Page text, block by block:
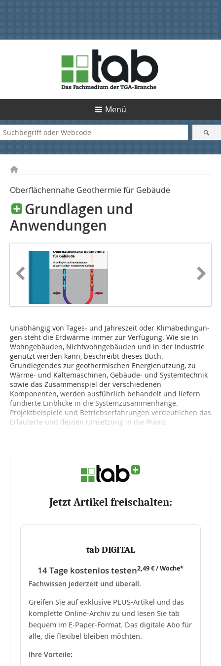
Menü
Oberflächennahe Geothermie für Gebäude
Grundlagen und
Anwendungen
Unabhängig von Tages- und Jahreszeit oder Klimabedingun­
gen steht die Erdwär­me immer zur Verfü­gung. Wie sie in
Wohn­ge­bäuden, Nicht­wohn­gebäuden und in der Industrie
genutzt werden kann, beschreibt dieses Buch.
Grundlegendes zur geo­ther­­mischen Energienutzung, zu
Wärme- und Kältemaschinen, Gebäude- und Systemtechnik
sowie das Zusammenspiel der verschiedenen
Komponenten, werden ausführlich behandelt und liefern
fundierte Einblicke in die Systemzusammenhänge.
Projektbeispiele und Betriebserfahrungen verdeutlichen das
Erläuterte und dessen Umsetzung in die Praxis.
Jetzt Artikel freischalten:
tab DIGITAL
14 Tage kostenlos testen2,49 € / Woche*
Fachwissen jederzeit und überall.
Greifen Sie auf exklusive PLUS-Artikel und das
komplette Online-Archiv zu und lesen Sie tab
bequem im E-Paper-Format. Das digitale Abo für
alle, die flexibel bleiben möchten.
Ihre Vorteile: